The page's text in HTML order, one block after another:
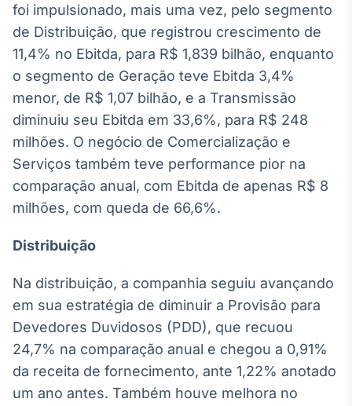
Widgets
Componentes
para conteúdos e
funcionalidades
Broadcast
Wallboard
Conteúdos e
dados para
Broadcast
Curadoria
Curadoria de
conteúdos
noticiosos
Soluções de
Tecnologia
foi impulsionado, mais uma vez, pelo segmento
de Distribuição, que registrou crescimento de
11,4% no Ebitda, para R$ 1,839 bilhão, enquanto
o segmento de Geração teve Ebitda 3,4%
menor, de R$ 1,07 bilhão, e a Transmissão
diminuiu seu Ebitda em 33,6%, para R$ 248
milhões. O negócio de Comercialização e
Serviços também teve performance pior na
comparação anual, com Ebitda de apenas R$ 8
milhões, com queda de 66,6%.
Distribuição
Na distribuição, a companhia seguiu avançando
em sua estratégia de diminuir a Provisão para
Devedores Duvidosos (PDD), que recuou
24,7% na comparação anual e chegou a 0,91%
da receita de fornecimento, ante 1,22% anotado
um ano antes. Também houve melhora no